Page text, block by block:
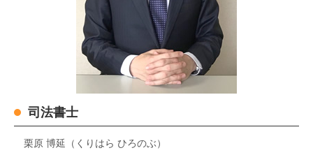
司法書士
栗原 博延（くりはら ひろのぶ）